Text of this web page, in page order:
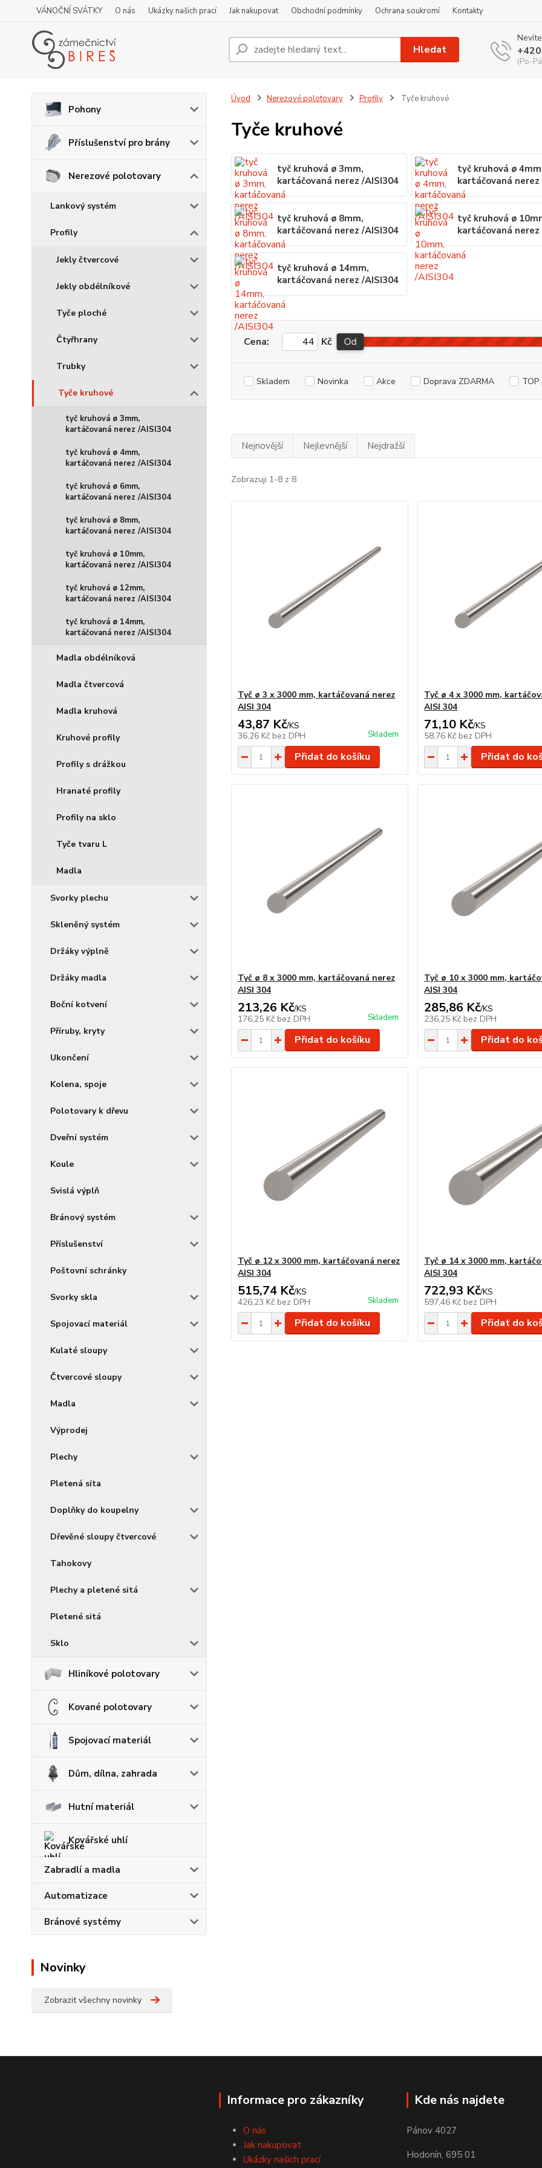
VÁNOČNÍ SVÁTKY O nás Ukázky našich prací Jak nakupovat Obchodní podmínky Ochrana soukromí Kontakty
Hledat
(Po-
Pohony
Příslušenství pro brány
Nerezové polotovary
Lankový systém
Profily
Jekly čtvercové
Jekly obdélníkové
Tyče ploché
Čtyřhrany
Trubky
Tyče kruhové
tyč kruhová ø 3mm,
kartáčovaná nerez /AISI304
tyč kruhová ø 4mm,
kartáčovaná nerez /AISI304
tyč kruhová ø 6mm,
kartáčovaná nerez /AISI304
tyč kruhová ø 8mm,
kartáčovaná nerez /AISI304
tyč kruhová ø 10mm,
kartáčovaná nerez /AISI304
tyč kruhová ø 12mm,
kartáčovaná nerez /AISI304
tyč kruhová ø 14mm,
kartáčovaná nerez /AISI304
Madla obdélníková
Madla čtvercová
Madla kruhová
Kruhové profily
Profily s drážkou
Hranaté profily
Profily na sklo
Tyče tvaru L
Madla
Svorky plechu
Skleněný systém
Držáky výplně
Držáky madla
Boční kotvení
Příruby, kryty
Ukončení
Kolena, spoje
Polotovary k dřevu
Dveřní systém
Koule
Svislá výplň
Bránový systém
Příslušenství
Poštovní schránky
Svorky skla
Spojovací materiál
Kulaté sloupy
Čtvercové sloupy
Madla
Výprodej
Plechy
Pletená síta
Doplňky do koupelny
Dřevěné sloupy čtvercové
Tahokovy
Plechy a pletené sitá
Pletené sitá
Sklo
Hliníkové polotovary
Kované polotovary
Spojovací materiál
Dům, dílna, zahrada
Hutní materiál
Kovářské uhlí
Zabradlí a madla
Automatizace
Bránové systémy
Novinky
Zobrazit všechny novinky
Úvod Nerezové polotovary Profily Tyče kruhové
Tyče kruhové
tyč kruhová ø 3mm,
kartáčovaná nerez /AISI304
tyč kruhová ø
kartáčovaná nerez
tyč kruhová ø 8mm,
kartáčovaná nerez /AISI304
tyč kruhová ø
kartáčovaná nerez
tyč kruhová ø 14mm,
kartáčovaná nerez /AISI304
Cena: Kč Od
Skladem Novinka Akce Doprava ZDARMA
Nejnovější Nejlevnější Nejdražší
Zobrazuji 1-8 z 8
Tyč ø 3 x 3000 mm, kartáčovaná nerez
AISI 304
43,87 Kč/KS
36,26 Kč bez DPH Skladem
Přidat do košíku
Tyč ø 4 x 3000 mm,
AISI 304
71,10 Kč/KS
58,76 Kč bez DPH
Přidat do
Tyč ø 8 x 3000 mm, kartáčovaná nerez
AISI 304
213,26 Kč/KS
176,25 Kč bez DPH Skladem
Přidat do košíku
Tyč ø 10 x 3000 mm,
AISI 304
285,86 Kč/KS
236,25 Kč bez DPH
Přidat do
Tyč ø 12 x 3000 mm, kartáčovaná nerez
AISI 304
515,74 Kč/KS
426,23 Kč bez DPH Skladem
Přidat do košíku
Tyč ø 14 x 3000 mm,
AISI 304
722,93 Kč/KS
597,46 Kč bez DPH
Přidat do
Informace pro zákazníky
O nás
Jak nakupovat
Ukázky našich prací
Kde nás najdete
Pánov 4027
Hodonín, 695 01